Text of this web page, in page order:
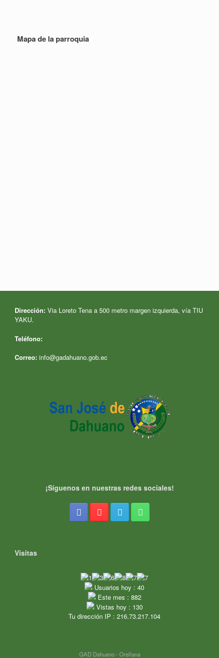
Mapa de la parroquia
Dirección: Via Loreto Tena a 500 metro margen izquierda, vía TIU
YAKU.
Teléfono:
Correo: info@gadahuano.gob.ec
¡Síguenos en nuestras redes sociales!
Visitas
Usuarios hoy : 40
Este mes : 882
Vistas hoy : 130
Tu dirección IP : 216.73.217.104
GAD Dahuano - Orellana